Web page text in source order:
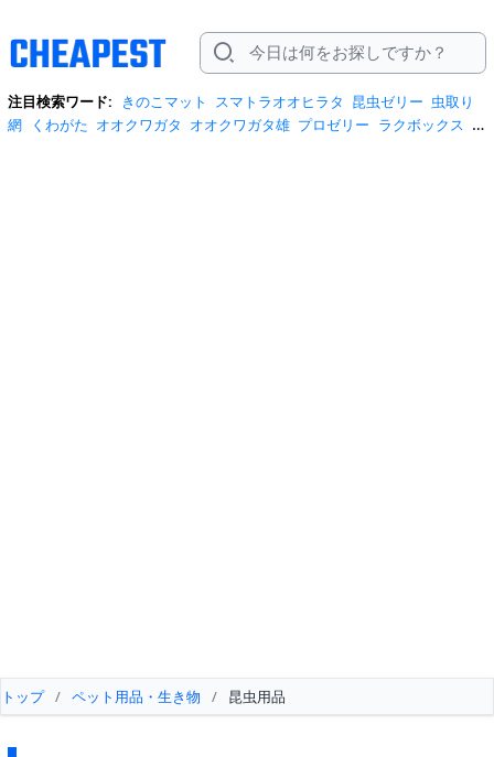
注目検索ワード: きのこマット スマトラオオヒラタ 昆虫ゼリー 虫取り
網
くわがた オオクワガタ オオクワガタ雄 プロゼリー ラクボックス む
トップ / ペット用品・生き物 / 昆虫用品